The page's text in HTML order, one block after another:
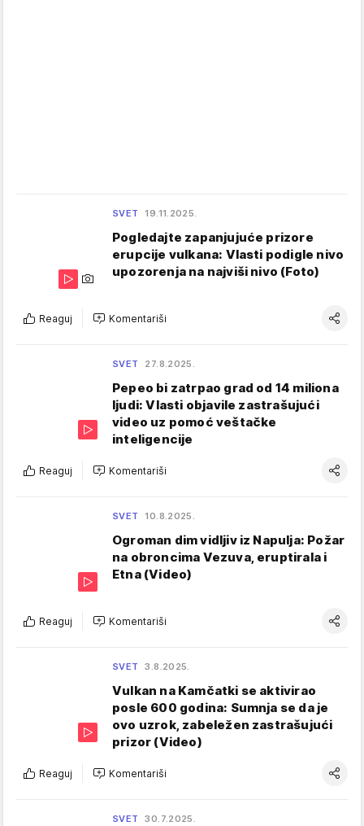
SVET 19.11.2025.
Pogledajte zapanjujuće prizore
erupcije vulkana: Vlasti podigle nivo
upozorenja na najviši nivo (Foto)
Reaguj Komentariši
SVET 27.8.2025.
Pepeo bi zatrpao grad od 14 miliona
ljudi: Vlasti objavile zastrašujući
video uz pomoć veštačke
inteligencije
Reaguj Komentariši
SVET 10.8.2025.
Ogroman dim vidljiv iz Napulja: Požar
na obroncima Vezuva, eruptirala i
Etna (Video)
Reaguj Komentariši
SVET 3.8.2025.
Vulkan na Kamčatki se aktivirao
posle 600 godina: Sumnja se da je
ovo uzrok, zabeležen zastrašujući
prizor (Video)
Reaguj Komentariši
SVET 30.7.2025.